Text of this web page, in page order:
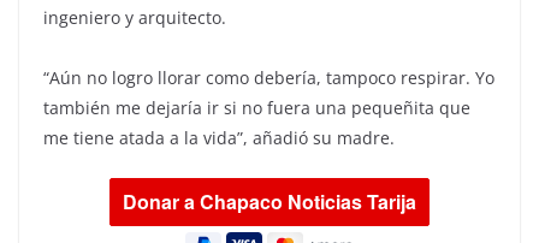
ingeniero y arquitecto.
“Aún no logro llorar como debería, tampoco respirar. Yo
también me dejaría ir si no fuera una pequeñita que
me tiene atada a la vida”, añadió su madre.